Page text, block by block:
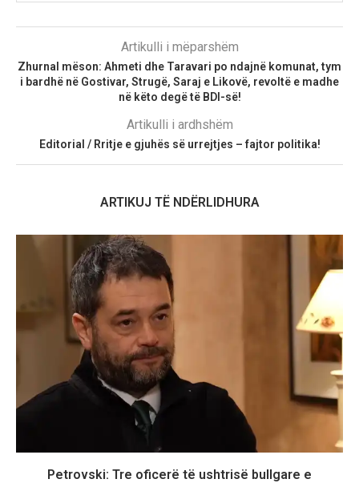
Artikulli i mëparshëm
Zhurnal mëson: Ahmeti dhe Taravari po ndajnë komunat, tym
i bardhë në Gostivar, Strugë, Saraj e Likovë, revoltë e madhe
në këto degë të BDI-së!
Artikulli i ardhshëm
Editorial / Rritje e gjuhës së urrejtjes – fajtor politika!
ARTIKUJ TË NDËRLIDHURA
Petrovski: Tre oficerë të ushtrisë bullgare e